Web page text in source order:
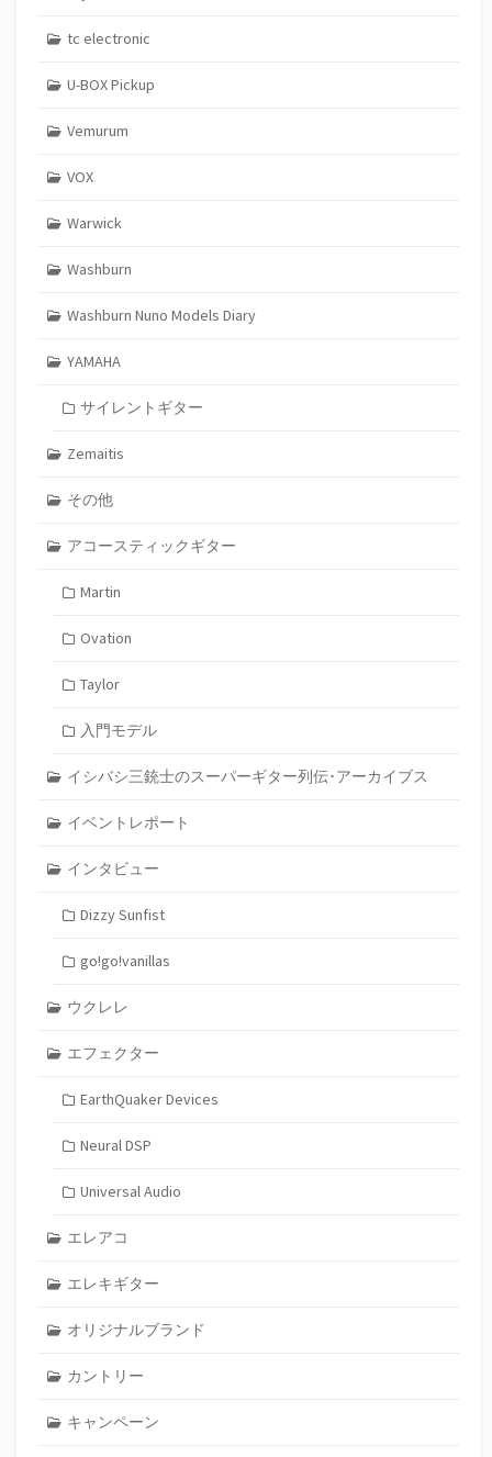
tc electronic
U-BOX Pickup
Vemurum
VOX
Warwick
Washburn
Washburn Nuno Models Diary
YAMAHA
サイレントギター
Zemaitis
その他
アコースティックギター
Martin
Ovation
Taylor
入門モデル
イシバシ三銃士のスーパーギター列伝･アーカイブス
イベントレポート
インタビュー
Dizzy Sunfist
go!go!vanillas
ウクレレ
エフェクター
EarthQuaker Devices
Neural DSP
Universal Audio
エレアコ
エレキギター
オリジナルブランド
カントリー
キャンペーン